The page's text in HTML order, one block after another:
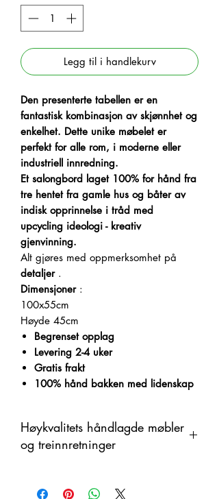
Legg til i handlekurv
Den presenterte tabellen er en
fantastisk kombinasjon av skjønnhet og
enkelhet. Dette unike møbelet er
perfekt for alle rom, i moderne eller
industriell innredning.
Et salongbord laget 100% for hånd fra
tre hentet fra gamle hus og båter av
indisk opprinnelse i tråd med
upcycling ideologi - kreativ
gjenvinning.
Alt gjøres med oppmerksomhet på
detaljer.
Dimensjoner:
100x55cm
Høyde 45cm
Begrenset opplag
Levering 2-4 uker
Gratis frakt
100% hånd bakken med lidenskap
Høykvalitets håndlagde møbler
og treinnretninger
et organisk materiale med